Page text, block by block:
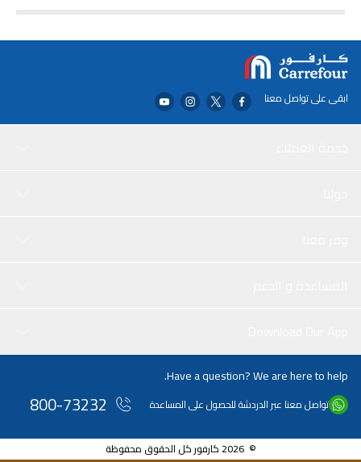
ابقى على تواصل معنا
Have a question? We are here to help.
تواصل معنا عبر الدردشة للحصول على المساعدة 800-73232
© 2026 كارفور كل الحقوق محفوظة